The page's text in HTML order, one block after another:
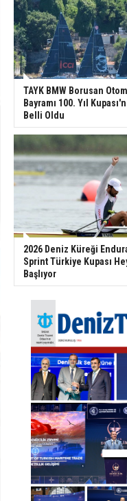
TAYK BMW Borusan
Bayramı 100. Yıl
Belli Oldu
2026 Deniz Küreği
Sprint Türkiye Kupası
Başlıyor